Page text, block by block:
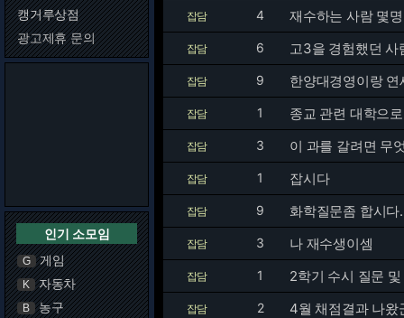
캥거루상점
광고제휴 문의
인기 소모임
G 게임
K 자동차
B 농구
잡담 4 재수하는 사람 몇
잡담 6 고3을 경험했던 사
잡담 9 한양대경영이랑 연
잡담 1 종교 관련 대학으
잡담 3 이 과를 갈려면 무
잡담 1 잡시다
잡담 9 화학질문좀 합시다.
잡담 3 나 재수생이셈
잡담 1 2학기 수시 질문
잡담 2 4월 채점결과 나왔